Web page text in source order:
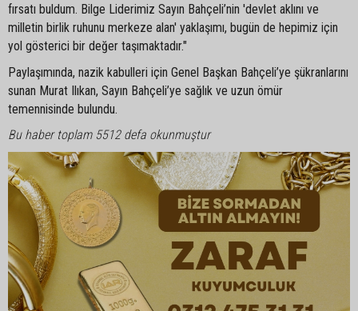
fırsatı buldum. Bilge Liderimiz Sayın Bahçeli’nin 'devlet aklını ve
milletin birlik ruhunu merkeze alan' yaklaşımı, bugün de hepimiz için
yol gösterici bir değer taşımaktadır."
Paylaşımında, nazik kabulleri için Genel Başkan Bahçeli’ye şükranlarını
sunan Murat Ilıkan, Sayın Bahçeli’ye sağlık ve uzun ömür
temennisinde bulundu.
Bu haber toplam 5512 defa okunmuştur